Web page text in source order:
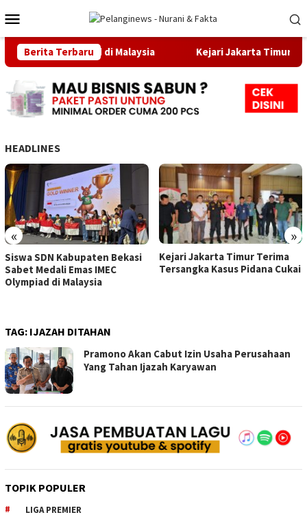
ke
kontenMobile
Berita Terbaru
IMEC Olympiad di Malaysia Kejari Jakarta Timur
HEADLINES
« »
Siswa SDN Kabupaten Bekasi
Sabet Medali Emas IMEC
Olympiad di Malaysia
Kejari Jakarta Timur Terima
Tersangka Kasus Pidana Cukai
TAG: IJAZAH DITAHAN
Pramono Akan Cabut Izin Usaha Perusahaan
Yang Tahan Ijazah Karyawan
TOPIK POPULER
LIGA PREMIER